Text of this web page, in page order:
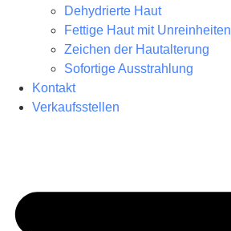
Dehydrierte Haut
Fettige Haut mit Unreinheiten
Zeichen der Hautalterung
Sofortige Ausstrahlung
Kontakt
Verkaufsstellen